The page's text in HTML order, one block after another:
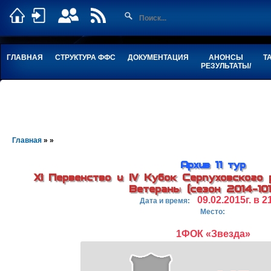
ГЛАВНАЯ СТРУКТУРА ФФС ДОКУМЕНТАЦИЯ
АНОНСЫ
РЕЗУЛЬТАТЫ/
Главная » »
Архив 11 тур
XI Первенство и IV Кубок Серпуховского
Ветераны (сезон 2014-
Дата и время: 09.02.2015г. в
Место:
1ФОК «Звезда»